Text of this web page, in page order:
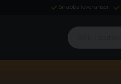
Snabba leveranser
Sök i butiken ...